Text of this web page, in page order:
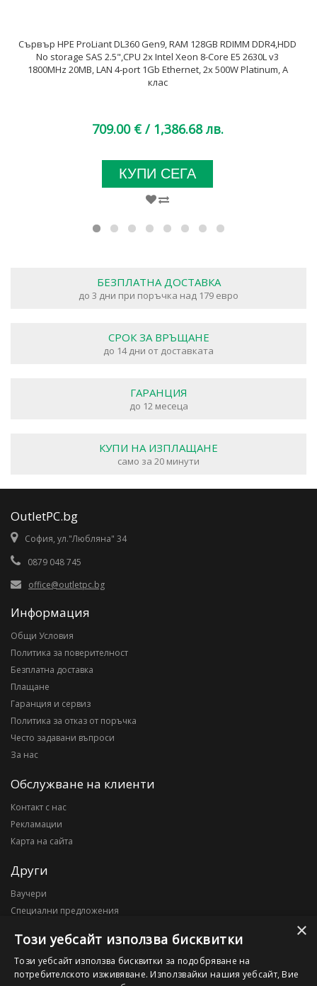
Сървър HPE ProLiant DL360 Gen9, RAM 128GB RDIMM DDR4,HDD
No storage SAS 2.5",CPU 2x Intel Xeon 8-Core E5 2630L v3
1800MHz 20MB, LAN 4-port 1Gb Ethernet, 2x 500W Platinum, A
клас
709.00 €/ 1,386.68 лв.
КУПИ СЕГА
БЕЗПЛАТНА ДОСТАВКА
до 3 дни при поръчка над 179 евро
СРОК ЗА ВРЪЩАНЕ
до 14 дни от доставката
ГАРАНЦИЯ
до 12 месеца
КУПИ НА ИЗПЛАЩАНЕ
само за 20 минути
OutletPC.bg
София, ул."Любляна" 34
0879 048 745
office@outletpc.bg
Информация
Общи Условия
Политика за поверителност
Безплатна доставка
Плащане
Гаранция и сервиз
Политика за отказ от поръчка
Често задавани въпроси
За нас
Обслужване на клиенти
Контакт с нас
Рекламации
Карта на сайта
Други
Ваучери
Специални предложения
Моят профил
Моят профил
×
Този уебсайт използва бисквитки
Този уебсайт използва бисквитки за подобряване на
потребителското изживяване. Използвайки нашия уебсайт, Вие